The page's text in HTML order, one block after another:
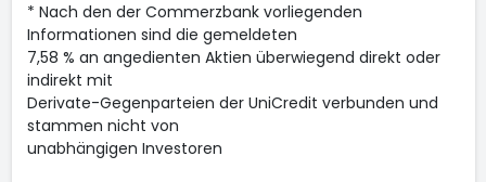
* Nach den der Commerzbank vorliegenden
Informationen sind die gemeldeten
7,58 % an angedienten Aktien überwiegend direkt oder
indirekt mit
Derivate-Gegenparteien der UniCredit verbunden und
stammen nicht von
unabhängigen Investoren